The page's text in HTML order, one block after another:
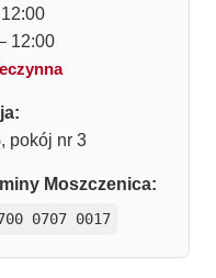
12:00
pokój nr 3
Moszczenica:
0707 0017